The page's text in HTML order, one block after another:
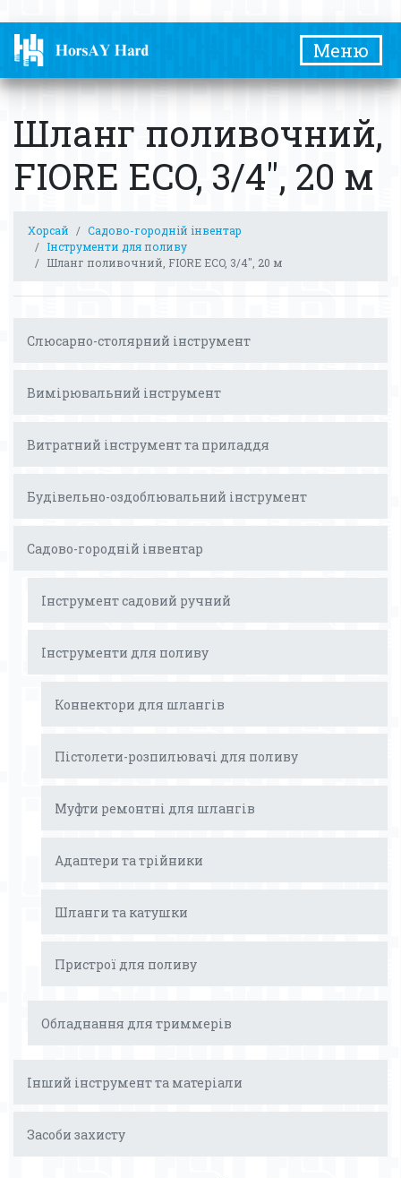
Меню
Шланг поливочний,
FIORE ECO, 3/4″, 20 м
Хорсай
Садово-городній інвентар
Інструменти для поливу
Шланг поливочний, FIORE ECO, 3/4″, 20 м
Слюсарно-столярний інструмент
Вимірювальний інструмент
Витратний інструмент та приладдя
Будівельно-оздоблювальний інструмент
Садово-городній інвентар
Інструмент садовий ручний
Інструменти для поливу
Коннектори для шлангів
Пістолети-розпилювачі для поливу
Муфти ремонтні для шлангів
Адаптери та трійники
Шланги та катушки
Пристрої для поливу
Обладнання для триммерів
Інший інструмент та матеріали
Засоби захисту